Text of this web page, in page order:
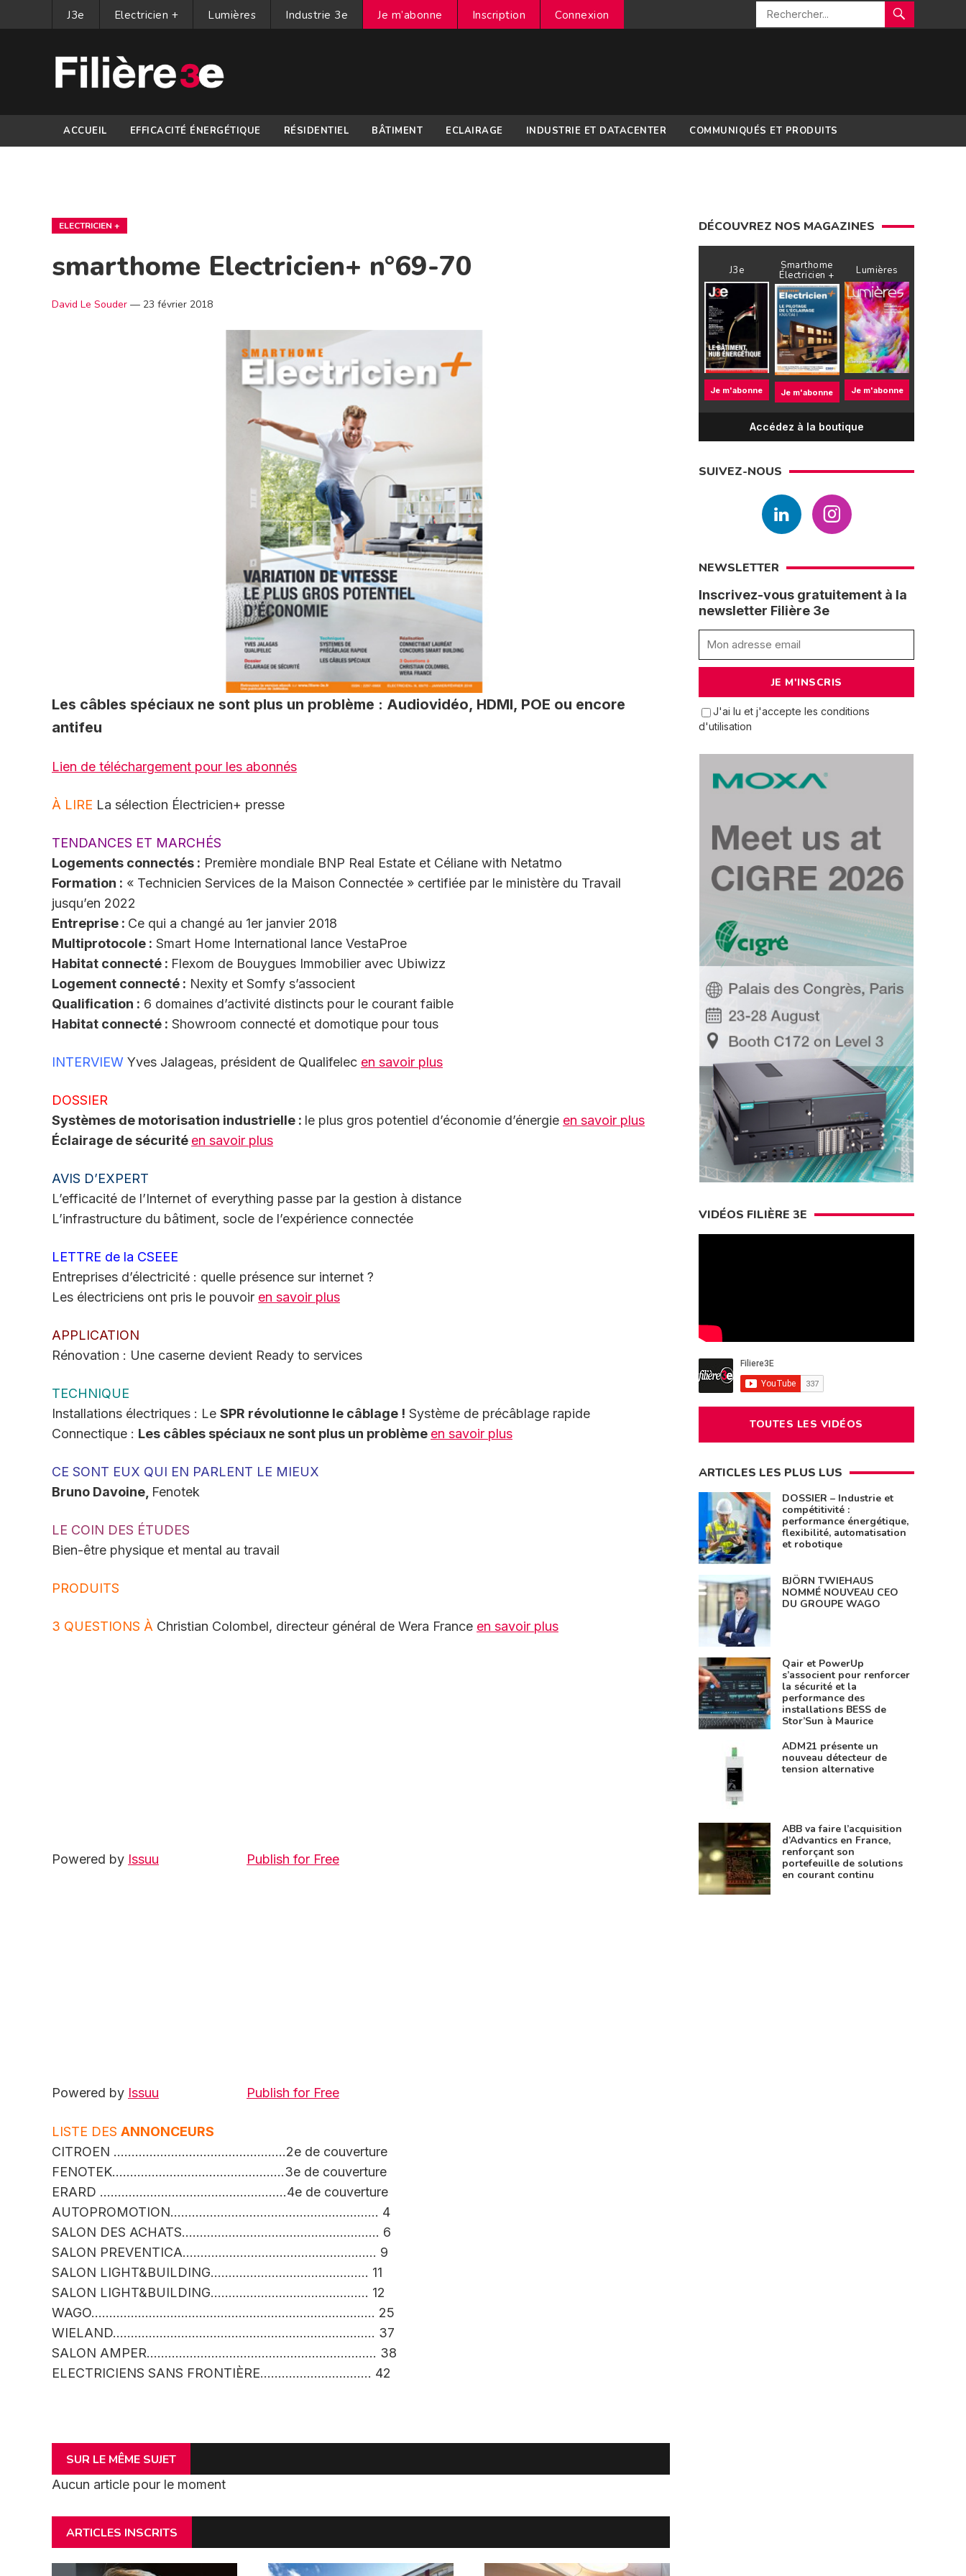
J3e Electricien + Lumières Industrie 3e Je m’abonne Inscription Connexion
ACCUEIL EFFICACITÉ ÉNERGÉTIQUE RÉSIDENTIEL BÂTIMENT ECLAIRAGE INDUSTRIE ET DATACENTER COMMUNIQUÉS ET PRODUITS
ELECTRICIEN +
smarthome Electricien+ n°69-70
David Le Souder — 23 février 2018
Les câbles spéciaux ne sont plus un problème : Audiovidéo, HDMI, POE ou encore
antifeu
Lien de téléchargement pour les abonnés
À LIRE La sélection Électricien+ presse
TENDANCES ET MARCHÉS
Logements connectés : Première mondiale BNP Real Estate et Céliane with Netatmo
Formation : « Technicien Services de la Maison Connectée » certifiée par le ministère du Travail
jusqu’en 2022
Entreprise : Ce qui a changé au 1er janvier 2018
Multiprotocole : Smart Home International lance VestaProe
Habitat connecté : Flexom de Bouygues Immobilier avec Ubiwizz
Logement connecté : Nexity et Somfy s’associent
Qualification : 6 domaines d’activité distincts pour le courant faible
Habitat connecté : Showroom connecté et domotique pour tous
INTERVIEW Yves Jalageas, président de Qualifelec en savoir plus
DOSSIER
Systèmes de motorisation industrielle : le plus gros potentiel d’économie d’énergie en savoir plus
Éclairage de sécurité en savoir plus
AVIS D’EXPERT
L’efficacité de l’Internet of everything passe par la gestion à distance
L’infrastructure du bâtiment, socle de l’expérience connectée
LETTRE de la CSEEE
Entreprises d’électricité : quelle présence sur internet ?
Les électriciens ont pris le pouvoir en savoir plus
APPLICATION
Rénovation : Une caserne devient Ready to services
TECHNIQUE
Installations électriques : Le SPR révolutionne le câblage ! Système de précâblage rapide
Connectique : Les câbles spéciaux ne sont plus un problème en savoir plus
CE SONT EUX QUI EN PARLENT LE MIEUX
Bruno Davoine, Fenotek
LE COIN DES ÉTUDES
Bien-être physique et mental au travail
PRODUITS
3 QUESTIONS À Christian Colombel, directeur général de Wera France en savoir plus
Powered by Issuu Publish for Free
Powered by Issuu Publish for Free
LISTE DES ANNONCEURS
CITROEN …………………………………………2e de couverture
FENOTEK…………………………………………3e de couverture
ERARD …………………………………………….4e de couverture
AUTOPROMOTION…………………………………………………. 4
SALON DES ACHATS………………………………………………. 6
SALON PREVENTICA……………………………………………… 9
SALON LIGHT&BUILDING…………………………………….. 11
SALON LIGHT&BUILDING…………………………………….. 12
WAGO……………………………………………………………………. 25
WIELAND………………………………………………………………. 37
SALON AMPER………………………………………………………. 38
ELECTRICIENS SANS FRONTIÈRE…………………………. 42
SUR LE MÊME SUJET
Aucun article pour le moment
ARTICLES INSCRITS
DÉCOUVREZ NOS MAGAZINES
J3e
Je m'abonne
Smarthome
Électricien +
Je m'abonne
Lumières
Je m'abonne
Accédez à la boutique
SUIVEZ-NOUS
NEWSLETTER
Inscrivez-vous gratuitement à la
newsletter Filière 3e
J'ai lu et j'accepte les conditions
d'utilisation
VIDÉOS FILIÈRE 3E
TOUTES LES VIDÉOS
ARTICLES LES PLUS LUS
DOSSIER – Industrie et
compétitivité :
performance énergétique,
flexibilité, automatisation
et robotique
BJÖRN TWIEHAUS
NOMMÉ NOUVEAU CEO
DU GROUPE WAGO
Qair et PowerUp
s’associent pour renforcer
la sécurité et la
performance des
installations BESS de
Stor’Sun à Maurice
ADM21 présente un
nouveau détecteur de
tension alternative
ABB va faire l’acquisition
d’Advantics en France,
renforçant son
portefeuille de solutions
en courant continu